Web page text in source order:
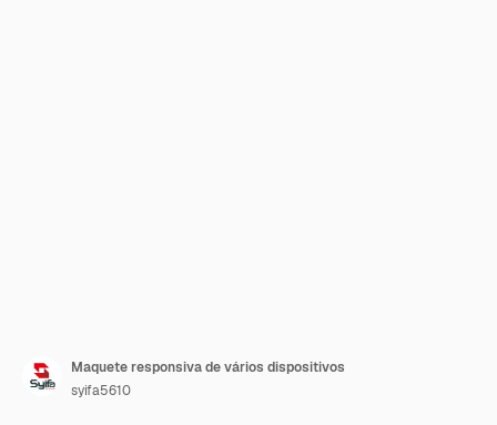
Maquete responsiva de vários dispositivos
syifa5610